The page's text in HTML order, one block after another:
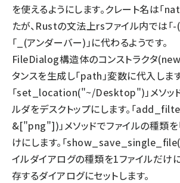
を使えるようにします。クレート名は「
たが、Rustの文法上rsファイル内では「-
「_(アンダーバー)」に代わるようです。
FileDialog構造体のコンストラクタ(new
タンスを生成し「path」変数に代入します
「set_location("~/Desktop")」メソッ
ルダをデスクトップにします。「
&["png"])」メソッドでファイルの種類を
けにします。「show_save_single_file()
イルダイアログの種類を1ファイルだけ
存するダイアログにセットします。